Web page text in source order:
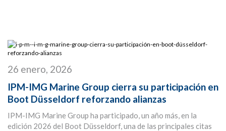
26 enero, 2026
IPM-IMG Marine Group cierra su participación en
Boot Düsseldorf reforzando alianzas
IPM-IMG Marine Group ha participado, un año más, en la
edición 2026 del Boot Düsseldorf, una de las principales citas